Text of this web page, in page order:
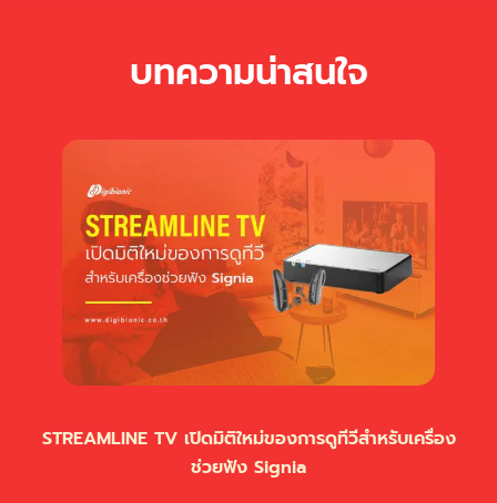
บทความน่าสนใจ
STREAMLINE TV เปิดมิติใหม่ของการดูทีวีสำหรับเครื่อง
ช่วยฟัง Signia